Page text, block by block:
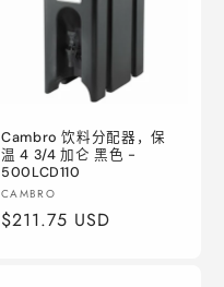
Cambro 饮料分配器，保
温 4 3/4 加仑 黑色 -
500LCD110
厂
商：
CAMBRO
常
$211.75 USD